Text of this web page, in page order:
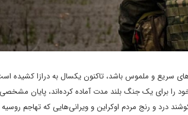
سریع و ملموس باشد، تاکنون یکسال به درازا کشیده
را برای یک جنگ بلند مدت آماده کرده‌اند، پایان مشخصی
درد و رنج مردم اوکراین و ویرانی‌هایی که تهاجم روسیه